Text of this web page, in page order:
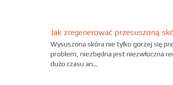
Jak zregenerować przesuszoną
Wysuszona skóra nie tylko gorzej się
problem, niezbędna jest niezwłoczna
dużo czasu an...